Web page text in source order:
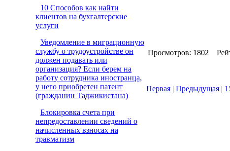
10 Способов как найти
клиентов на бухгалтерские
услуги
Уведомление в миграционную
службу о трудоустройстве он
должен подавать или
организация? Если берем на
работу сотрудника иностранца,
у него приобретен патент
(гражданин Таджикистана)
Блокировка счета при
непредоставлении сведений о
начисленных взносах на
травматизм
Просмотров: 1802
Первая | Предыдущая |